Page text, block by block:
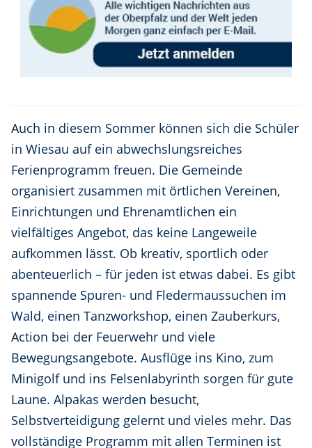
Auch in diesem Sommer können sich die Schüler
in Wiesau auf ein abwechslungsreiches
Ferienprogramm freuen. Die Gemeinde
organisiert zusammen mit örtlichen Vereinen,
Einrichtungen und Ehrenamtlichen ein
vielfältiges Angebot, das keine Langeweile
aufkommen lässt. Ob kreativ, sportlich oder
abenteuerlich – für jeden ist etwas dabei. Es gibt
spannende Spuren- und Fledermaussuchen im
Wald, einen Tanzworkshop, einen Zauberkurs,
Action bei der Feuerwehr und viele
Bewegungsangebote. Ausflüge ins Kino, zum
Minigolf und ins Felsenlabyrinth sorgen für gute
Laune. Alpakas werden besucht,
Selbstverteidigung gelernt und vieles mehr. Das
vollständige Programm mit allen Terminen ist